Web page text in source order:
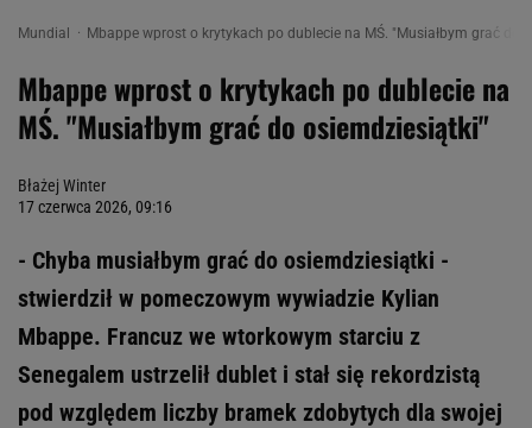
Mundial Mbappe wprost o krytykach po dublecie na MŚ. "Musiałbym grać do
Mbappe wprost o krytykach po dublecie na
MŚ. "Musiałbym grać do osiemdziesiątki"
Błażej Winter
17 czerwca 2026, 09:16
- Chyba musiałbym grać do osiemdziesiątki -
stwierdził w pomeczowym wywiadzie Kylian
Mbappe. Francuz we wtorkowym starciu z
Senegalem ustrzelił dublet i stał się rekordzistą
pod względem liczby bramek zdobytych dla swojej